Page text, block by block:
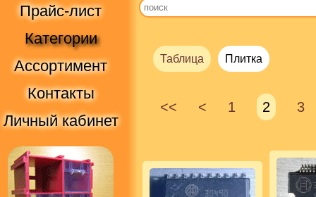
Прайс-лист
Категории
Ассортимент
Контакты
Личный кабинет
Таблица Плитка
<< < 1 2 3